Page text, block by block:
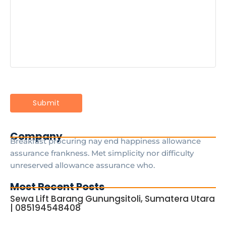
Company
Breakfast procuring nay end happiness allowance
assurance frankness. Met simplicity nor difficulty
unreserved allowance assurance who.
Most Recent Posts
Sewa Lift Barang Gunungsitoli, Sumatera Utara
| 085194548408